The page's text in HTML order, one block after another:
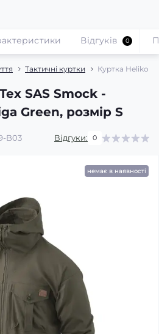
Тактичні куртки Куртка Helikon-
SAS Smock -
Green, розмір S
B03 Відгуки: 0
Відгуків 0
немає в наявності